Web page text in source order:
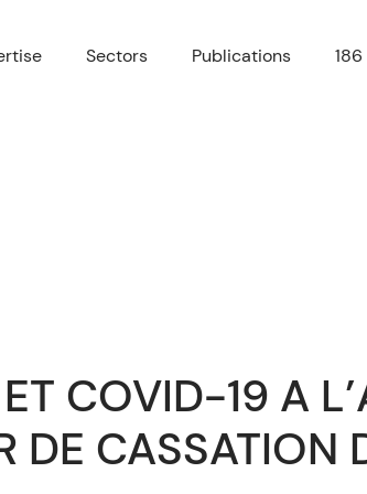
Sectors Publications 186
COVID-19 A
DE CASSATION